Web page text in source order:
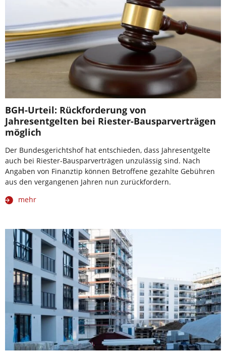
BGH-Urteil: Rückforderung von
Jahresentgelten bei Riester-Bausparverträgen
möglich
Der Bundesgerichtshof hat entschieden, dass Jahresentgelte
auch bei Riester-Bausparverträgen unzulässig sind. Nach
Angaben von Finanztip können Betroffene gezahlte Gebühren
aus den vergangenen Jahren nun zurückfordern.
mehr